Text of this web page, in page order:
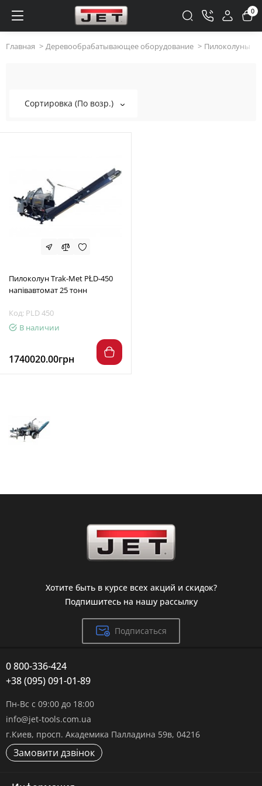
0
Главная Деревообрабатывающее оборудование Пилоколуны
Сортировка (По возр.)
Пилоколун Trak-Met PŁD-450
напівавтомат 25 тонн
Код: PLD 450
В наличии
1740020.00грн
Хотите быть в курсе всех акций и скидок?
Подпишитесь на нашу рассылку
Подписаться
0 800-336-424
+38 (095) 091-01-89
Пн-Вс с 09:00 до 18:00
info@jet-tools.com.ua
г.Киев, просп. Академика Палладина 59в, 04216
Замовити дзвінок